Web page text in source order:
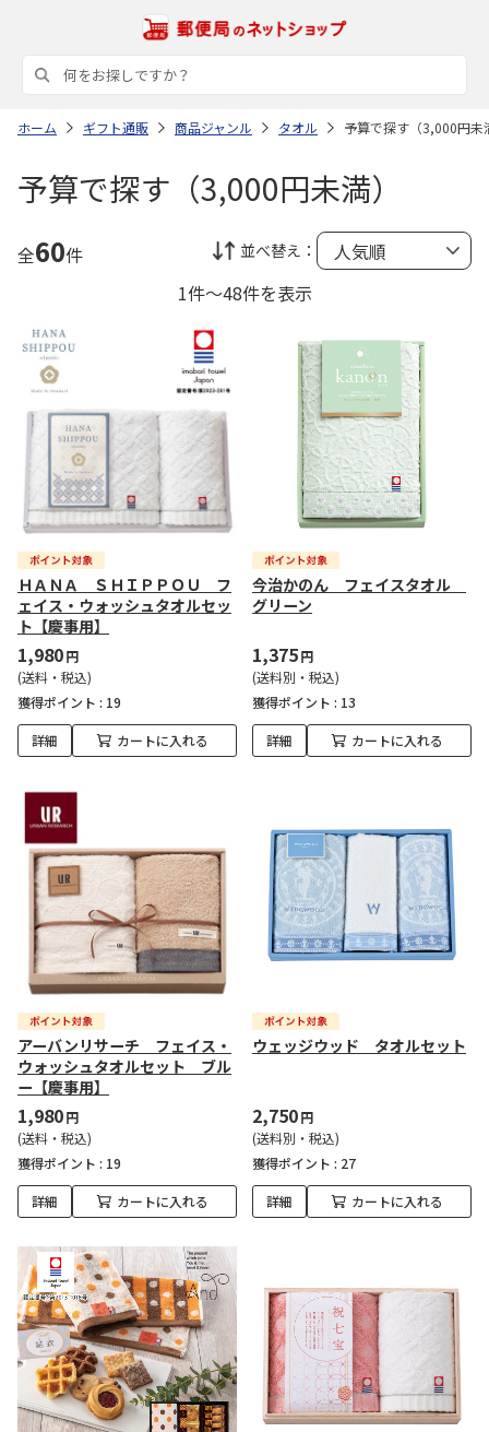
ホーム ギフト通販 商品ジャンル タオル 予算で探す（3,000円未
予算で探す（3,000円未満）
全60件 並べ替え：
1件～48件を表示
ＨＡＮＡ ＳＨＩＰＰＯＵ フ
ェイス・ウォッシュタオルセッ
ト【慶事用】
1,980円
(送料・税込)
獲得ポイント : 19
詳細 カートに入れる
今治かのん フェイスタオル
グリーン
1,375円
(送料別・税込)
獲得ポイント : 13
詳細 カートに入れる
アーバンリサーチ フェイス・
ウォッシュタオルセット ブル
ー【慶事用】
1,980円
(送料・税込)
獲得ポイント : 19
詳細 カートに入れる
ウェッジウッド タオルセット
2,750円
(送料別・税込)
獲得ポイント : 27
詳細 カートに入れる